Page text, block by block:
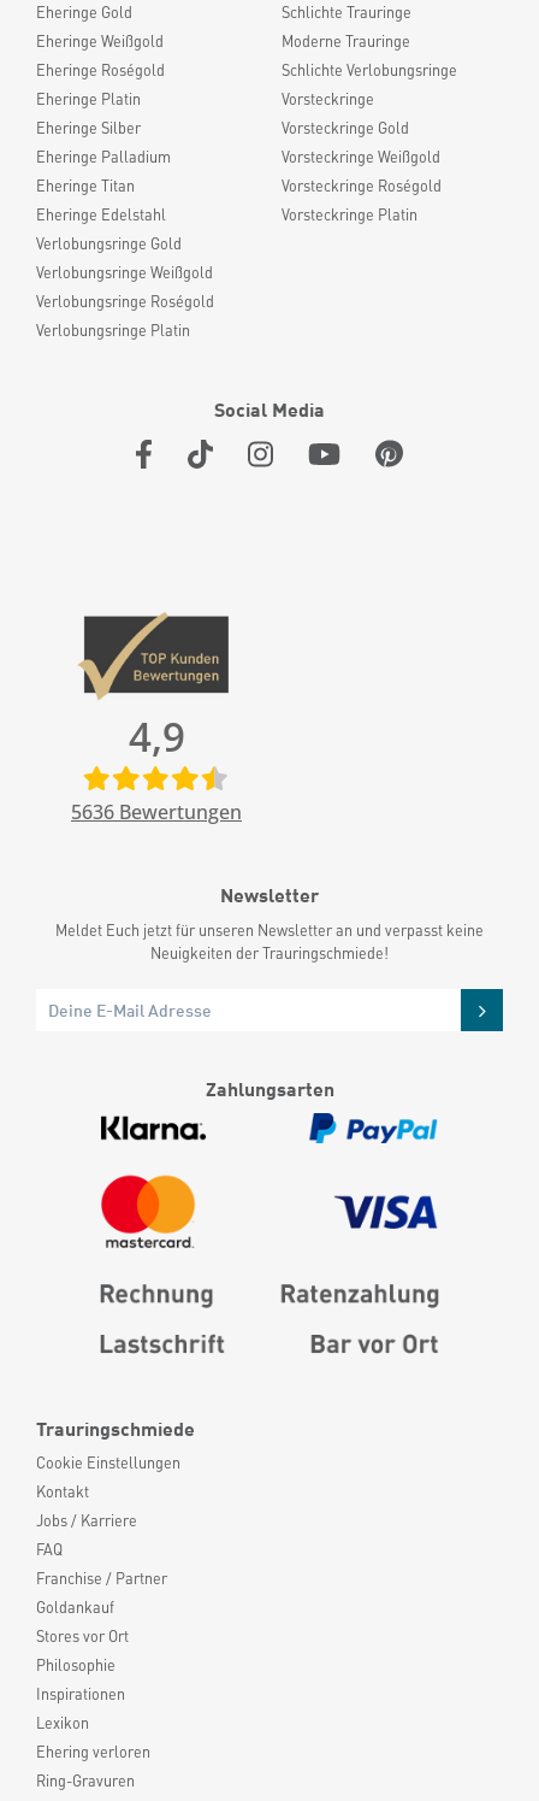
Eheringe Gold
Eheringe Weißgold
Eheringe Roségold
Eheringe Platin
Eheringe Silber
Eheringe Palladium
Eheringe Titan
Eheringe Edelstahl
Verlobungsringe Gold
Verlobungsringe Weißgold
Verlobungsringe Roségold
Verlobungsringe Platin
Schlichte Trauringe
Moderne Trauringe
Schlichte Verlobungsringe
Vorsteckringe
Vorsteckringe Gold
Vorsteckringe Weißgold
Vorsteckringe Roségold
Vorsteckringe Platin
Trauringschmiede
Cookie Einstellungen
Kontakt
Jobs / Karriere
FAQ
Franchise / Partner
Goldankauf
Stores vor Ort
Philosophie
Inspirationen
Lexikon
Ehering verloren
Ring-Gravuren
Social Media
4,9
5636 Bewertungen
Newsletter
Meldet Euch jetzt für unseren Newsletter an und verpasst keine
Neuigkeiten der Trauringschmiede!
Zahlungsarten